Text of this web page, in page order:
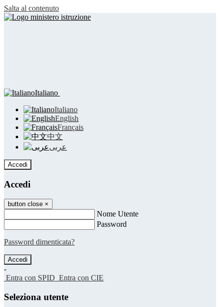
Salta al contenuto
Italiano
Italiano
English
Français
中文
عربى
Accedi
Accedi
button close ×
Nome Utente
Password
Password dimenticata?
-
Entra con SPID Entra con CIE
Seleziona utente